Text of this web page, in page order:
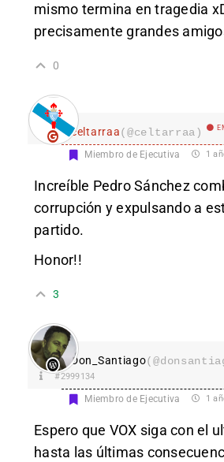
mismo termina en tragedia
precisamente grandes
0
celtarraa(@celtarraa)
Miembro de Ejecutiva 1
Increíble Pedro Sánchez
corrupción y expulsando a
partido.
Honor!!
3
Don_Santiago
#2999134
Miembro de Ejecutiva 1
Espero que VOX siga con el
hasta las últimas